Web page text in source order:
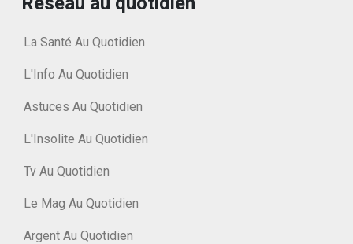
La Santé Au Quotidien
L'Info Au Quotidien
Astuces Au Quotidien
L'Insolite Au Quotidien
Tv Au Quotidien
Le Mag Au Quotidien
Argent Au Quotidien